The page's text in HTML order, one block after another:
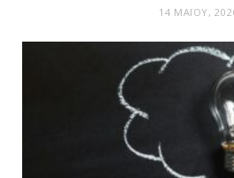
14 ΜΑΪ́ΟΥ,